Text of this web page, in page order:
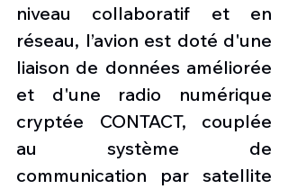
niveau collaboratif et en
réseau, l’avion est doté d'une
liaison de données améliorée
et d'une radio numérique
cryptée CONTACT, couplée
au système de
communication par satellite